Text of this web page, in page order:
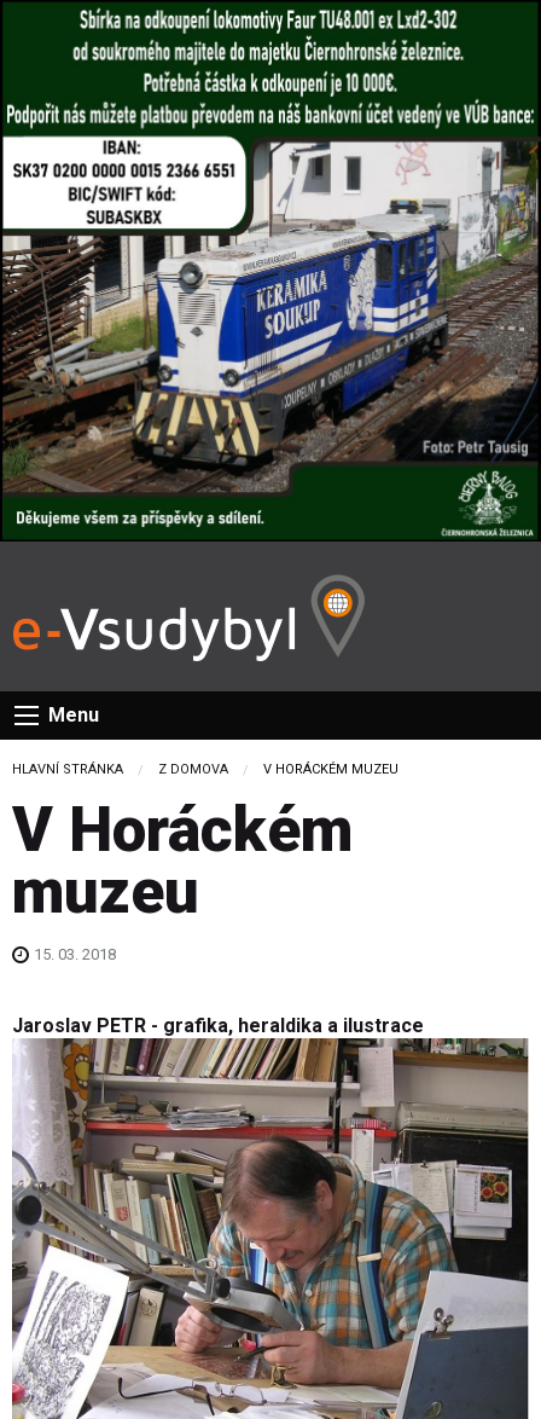
Menu
HLAVNÍ STRÁNKA Z DOMOVA CURRENT:
V HORÁCKÉM MUZEU
V Horáckém
muzeu
15. 03. 2018
Jaroslav PETR - grafika, heraldika a ilustrace